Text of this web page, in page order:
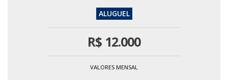
R$ 12.000
VALORES MENSAL